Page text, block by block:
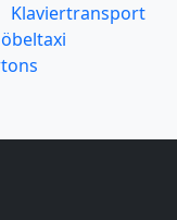
Klaviertransport